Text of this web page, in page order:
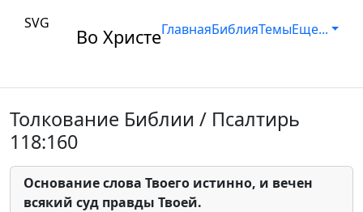
SVG
Во ХристеГлавнаяБиблияТемыЕще...
Толкование Библии / Псалтирь
118:160
Основание слова Твоего истинно, и вечен
всякий суд правды Твоей.